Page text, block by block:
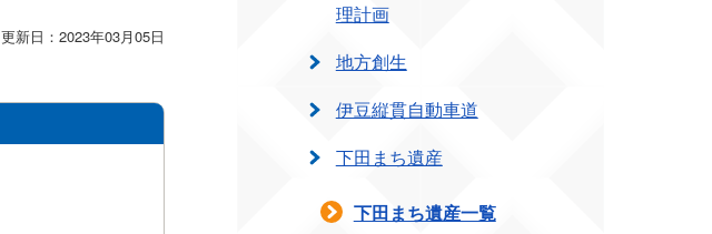
更新日：2023年03月05日
理計画
地方創生
伊豆縦貫自動車道
下田まち遺産
下田まち遺産一覧